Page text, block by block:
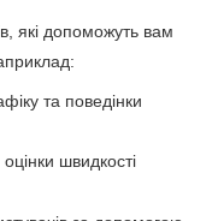
які допоможуть вам
та поведінки
швидкості